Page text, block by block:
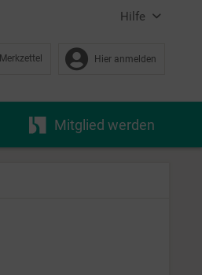
Hilfe
Merkzettel Hier anmelden
Mitglied werden